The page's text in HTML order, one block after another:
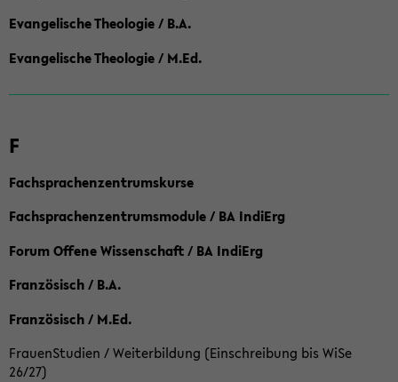
Evangelische Theologie / B.A.
Evangelische Theologie / M.Ed.
F
Fachsprachenzentrumskurse
Fachsprachenzentrumsmodule / BA IndiErg
Forum Offene Wissenschaft / BA IndiErg
Französisch / B.A.
Französisch / M.Ed.
FrauenStudien / Weiterbildung (Einschreibung bis WiSe
26/27)